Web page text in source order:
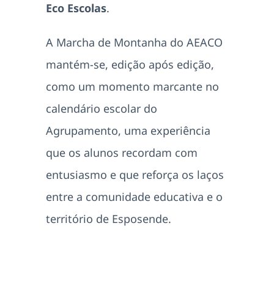
Eco Escolas.
A Marcha de Montanha do AEACO
mantém-se, edição após edição,
como um momento marcante no
calendário escolar do
Agrupamento, uma experiência
que os alunos recordam com
entusiasmo e que reforça os laços
entre a comunidade educativa e o
território de Esposende.